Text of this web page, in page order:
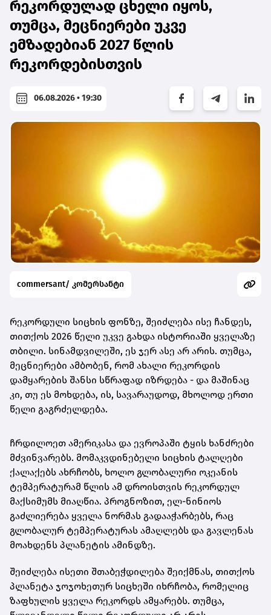
რეკორდულად ცხელი იყოს,
თუმცა, მეცნიერები უკვე
ემზადებიან 2027 წლის
რეკორდებისთვის
06.08.2026 • 19:30
commersant/ კომერსანტი
რეკორდული სიცხის ფონზე, შეიძლება ისე ჩანდეს,
თითქოს 2026 წელი უკვე გახდა ისტორიაში ყველაზე
თბილი. სინამდვილეში, ეს ჯერ ასე არ არის. თუმცა,
მეცნიერები ამბობენ, რომ ახალი რეკორდის
დამყარების შანსი სწრაფად იზრდება - და მაშინაც
კი, თუ ეს მოხდება, ის, სავარაუდოდ, მხოლოდ ერთი
წელი გაგრძელდება.
ჩრდილოეთ ამერიკასა და ევროპაში ტყის ხანძრები
მძვინვარებს. მომაკვდინებელი სიცხის ტალღები
ქალაქებს ახრჩობს, ხოლო გლობალური ოკეანის
ტემპერატურამ წლის ამ დროისთვის რეკორდულ
მაქსიმუმს მიაღწია. პროგნოზით, ელ-ნინიოს
გაძლიერება ყველა ნორმას გადააჭარბებს, რაც
გლობალურ ტემპერატურას ამაღლებს და გავლენას
მოახდენს პლანეტის ამინდზე.
შეიძლება ისეთი შთაბეჭდილება შეიქმნას, თითქოს
პლანეტა ჯოჯოხეთურ სიცხეში იხრჩობა, რომელიც
ზაფხულის ყველა რეკორდს ამყარებს. თუმცა,